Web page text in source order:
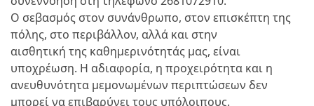
Ο σεβασμός στον συνάνθρωπο, στον επισκέπτη της
πόλης, στο περιβάλλον, αλλά και στην
αισθητική της καθημερινότητάς μας, είναι
υποχρέωση. Η αδιαφορία, η προχειρότητα και η
ανευθυνότητα μεμονωμένων περιπτώσεων δεν
μπορεί να επιβαρύνει τους υπόλοιπους.